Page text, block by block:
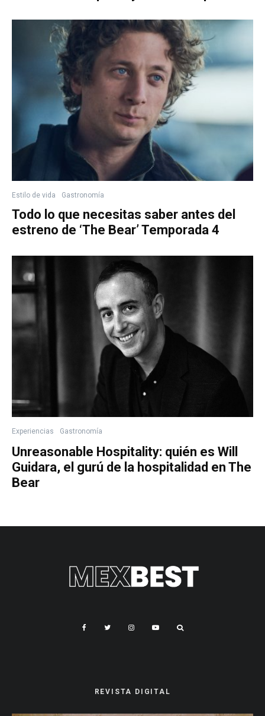
Estilo de vida Gastronomía
Todo lo que necesitas saber antes del
estreno de ‘The Bear’ Temporada 4
Experiencias Gastronomía
Unreasonable Hospitality: quién es Will
Guidara, el gurú de la hospitalidad en The
Bear
REVISTA DIGITAL